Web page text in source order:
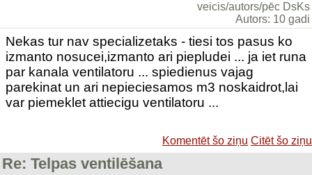
veicis/autors/pēc DsKs
Autors: 10 gadi
Nekas tur nav specializetaks - tiesi tos pasus ko
izmanto nosucei,izmanto ari piepludei ... ja iet runa
par kanala ventilatoru ... spiedienus vajag
parekinat un ari nepieciesamos m3 noskaidrot,lai
var piemeklet attiecigu ventilatoru ...
Komentēt šo ziņu Citēt šo ziņu
Re: Telpas ventilēšana